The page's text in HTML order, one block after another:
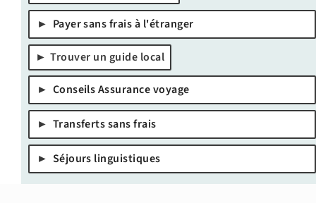
Payer sans frais à l'étranger
Trouver un guide local
Conseils Assurance voyage
Transferts sans frais
Séjours linguistiques